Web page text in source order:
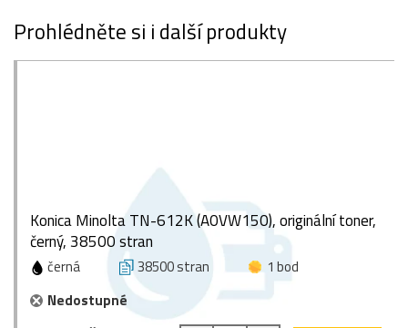
Prohlédněte si i další produkty
Konica Minolta TN-612K (A0VW150), originální toner,
černý, 38500 stran
černá 38500 stran
1 bod
Nedostupné